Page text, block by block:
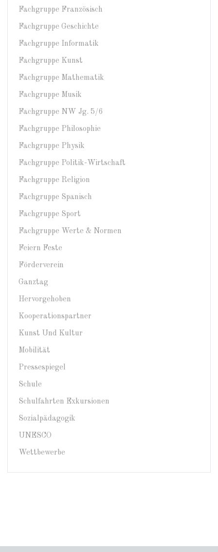
Fachgruppe Französisch
Fachgruppe Geschichte
Fachgruppe Informatik
Fachgruppe Kunst
Fachgruppe Mathematik
Fachgruppe Musik
Fachgruppe NW Jg. 5/6
Fachgruppe Philosophie
Fachgruppe Physik
Fachgruppe Politik-Wirtschaft
Fachgruppe Religion
Fachgruppe Spanisch
Fachgruppe Sport
Fachgruppe Werte & Normen
Feiern Feste
Förderverein
Ganztag
Hervorgehoben
Kooperationspartner
Kunst Und Kultur
Mobilität
Pressespiegel
Schule
Schulfahrten Exkursionen
Sozialpädagogik
UNESCO
Wettbewerbe